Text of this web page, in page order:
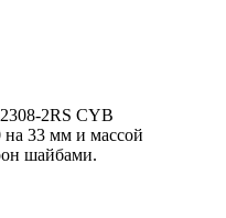
2RS CYB
на 33 мм и массой
шайбами.